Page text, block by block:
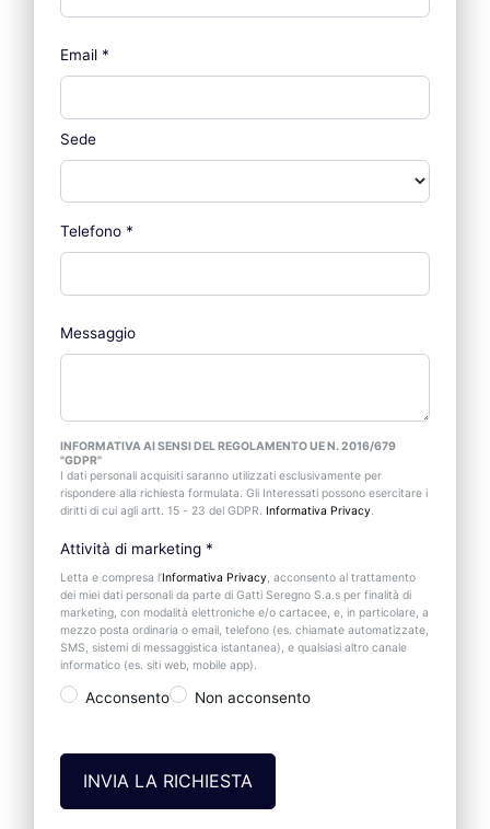
Email *
Sede
Telefono *
Messaggio
INFORMATIVA AI SENSI DEL REGOLAMENTO UE N. 2016/679
"GDPR"
I dati personali acquisiti saranno utilizzati esclusivamente per
rispondere alla richiesta formulata. Gli Interessati possono esercitare i
diritti di cui agli artt. 15 - 23 del GDPR. Informativa Privacy.
Attività di marketing *
Letta e compresa l’Informativa Privacy, acconsento al trattamento
dei miei dati personali da parte di Gatti Seregno S.a.s per finalità di
marketing, con modalità elettroniche e/o cartacee, e, in particolare, a
mezzo posta ordinaria o email, telefono (es. chiamate automatizzate,
SMS, sistemi di messaggistica istantanea), e qualsiasi altro canale
informatico (es. siti web, mobile app).
Acconsento Non acconsento